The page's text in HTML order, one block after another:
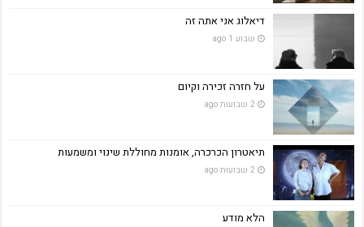
דיאלוג אני אתה זה
שבוע 1 ago
על חזרה זכירה וקיום
2 שבועות ago
תיאטרון הכרכרה, אומנות מחוללת שינוי ומשמעות
2 שבועות ago
הלא מודע